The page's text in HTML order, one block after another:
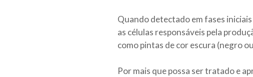
Quando detectado em fases
as células responsáveis pela
como pintas de cor escura (negro
Por mais que possa ser tratado e